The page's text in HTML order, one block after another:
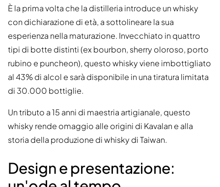
È la prima volta che la distilleria introduce un whisky
con dichiarazione di età, a sottolineare la sua
esperienza nella maturazione. Invecchiato in quattro
tipi di botte distinti (ex bourbon, sherry oloroso, porto
rubino e puncheon), questo whisky viene imbottigliato
al 43% di alcol e sarà disponibile in una tiratura limitata
di 30.000 bottiglie.
Un tributo a 15 anni di maestria artigianale, questo
whisky rende omaggio alle origini di Kavalan e alla
storia della produzione di whisky di Taiwan.
Design e presentazione: